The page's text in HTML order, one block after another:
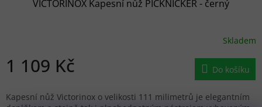
VICTORINOX Kapesní nůž PICKNICKER - černý
Skladem
1 109 Kč Do košíku
Kapesní nůž Victorinox o velikosti 111 milimetrů je elegantním